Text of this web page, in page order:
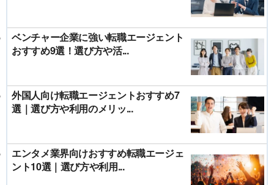
ベンチャー企業に強い転職エージェント
おすすめ9選！選び方や活...
外国人向け転職エージェントおすすめ7
選｜選び方や利用のメリッ...
エンタメ業界向けおすすめ転職エージェ
ント10選｜選び方や利用...